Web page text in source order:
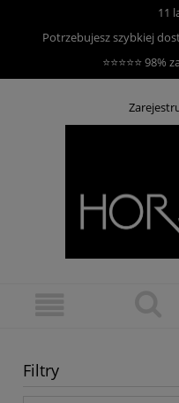
11
Potrzebujesz szybkiej
⭐⭐⭐⭐⭐
Filtry